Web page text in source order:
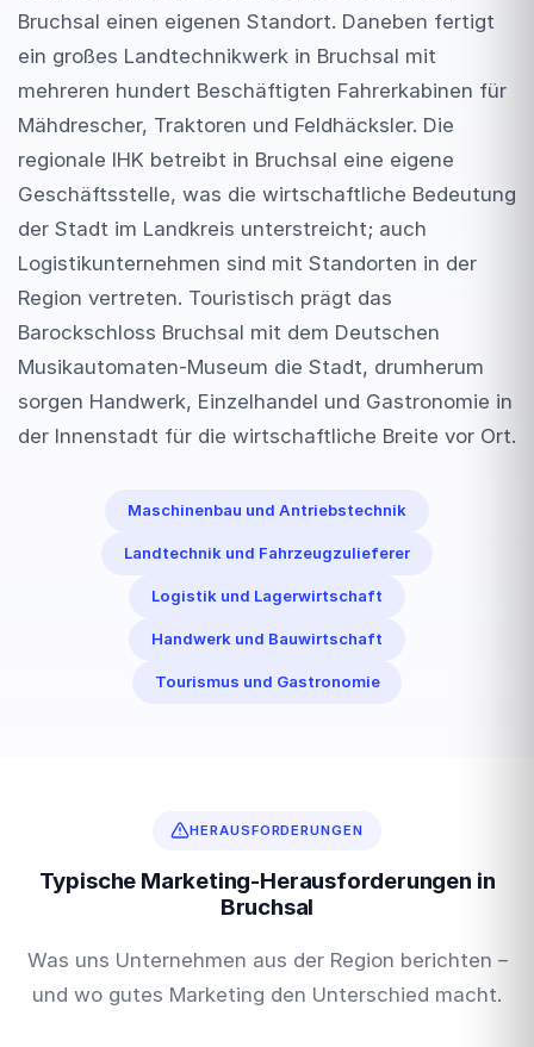
Bruchsal einen eigenen Standort. Daneben fertigt
ein großes Landtechnikwerk in Bruchsal mit
mehreren hundert Beschäftigten Fahrerkabinen für
Mähdrescher, Traktoren und Feldhäcksler. Die
regionale IHK betreibt in Bruchsal eine eigene
Geschäftsstelle, was die wirtschaftliche Bedeutung
der Stadt im Landkreis unterstreicht; auch
Logistikunternehmen sind mit Standorten in der
Region vertreten. Touristisch prägt das
Barockschloss Bruchsal mit dem Deutschen
Musikautomaten-Museum die Stadt, drumherum
sorgen Handwerk, Einzelhandel und Gastronomie in
der Innenstadt für die wirtschaftliche Breite vor Ort.
Maschinenbau und Antriebstechnik
Landtechnik und Fahrzeugzulieferer
Logistik und Lagerwirtschaft
Handwerk und Bauwirtschaft
Tourismus und Gastronomie
HERAUSFORDERUNGEN
Typische Marketing-Herausforderungen in
Bruchsal
Was uns Unternehmen aus der Region berichten –
und wo gutes Marketing den Unterschied macht.